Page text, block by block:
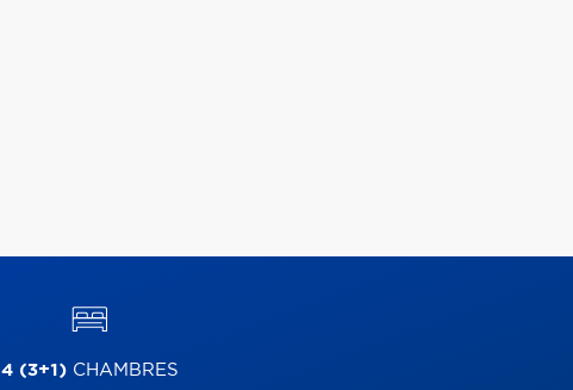
4 (3+1)CHAMBRES